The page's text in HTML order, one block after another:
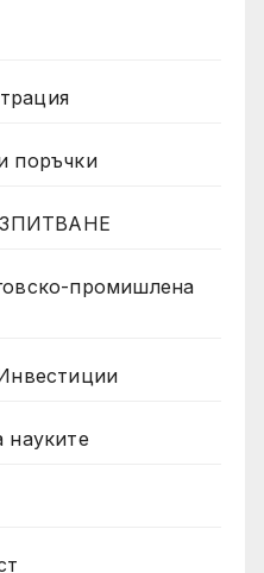
поръчки
промишлена
науките